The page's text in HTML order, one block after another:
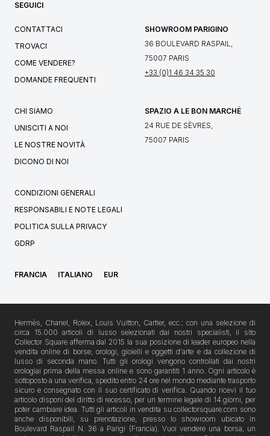
SEGUICI
CONTATTACI
TROVACI
COME VENDERE?
DOMANDE FREQUENTI
SHOWROOM PARIGINO
36 BOULEVARD RASPAIL,
75007 PARIS
+33 (0)1 46 34 35 30
CHI SIAMO
UNISCITI A NOI
LE NOSTRE NOVITÀ
DICONO DI NOI
SPAZIO A LE BON MARCHÉ
24 RUE DE SÈVRES,
75007 PARIS
CONDIZIONI GENERALI
RESPONSABILI E NOTE LEGALI
POLITICA SULLA PRIVACY
GDRP
FRANCIA ITALIANO EUR
Hermès, Chanel, Rolex, Louis Vuitton, Cartier, ecc.: con una selezione di
circa 15.000 articoli di lusso selezionati dai nostri specialisti, il sito
Collector Square afferma dal 2015 la sua posizione di leader europeo nella
vendita online di borse, orologi, gioielli e oggetti d'arte e da collezione di
lusso di seconda mano. Tutti gli orologi vengono controllati dai nostri
orologiai prima della messa online e sono garantiti 1 anno. Ogni articolo è
sottoposto a una verifica, spedito entro 24 ore nel mondo mediante trasporto
sicuro e consegnato con il suo certificato di verifica. Quando ricevi il tuo
articolo disponi del diritto di recesso, per un termine legale di 14 giorni, per
poter cambiare idea. Tutti gli articoli in vendita su collectorsquare.com sono
anche disponibili, su prenotazione, presso lo showroom ubicato in
Boulevard Raspail N. 36 a Parigi (Francia). Vuoi vendere una borsa, un